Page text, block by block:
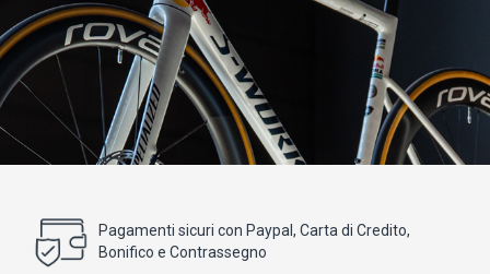
Pagamenti sicuri con Paypal, Carta di Credito,
Bonifico e Contrassegno